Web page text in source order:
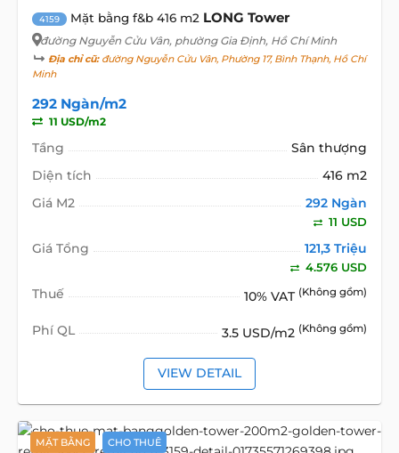
4159 Mặt bằng f&b 416 m2 LONG Tower
đường Nguyễn Cửu Vân, phường Gia Định, Hồ Chí Minh
Địa chỉ cũ:đường Nguyễn Cửu Vân, Phường 17, Bình Thạnh, Hồ Chí
Minh
292 Ngàn/m2
11 USD/m2
Tầng
Sân thượng
Diện tích
416 m2
Giá M2
292 Ngàn
11 USD
Giá Tổng 121,3 Triệu
4.576 USD
Thuế 10% VAT (Không gồm)
Phí QL 3.5 USD/m2 (Không gồm)
VIEW DETAIL
MẶT BẰNG CHO THUÊ